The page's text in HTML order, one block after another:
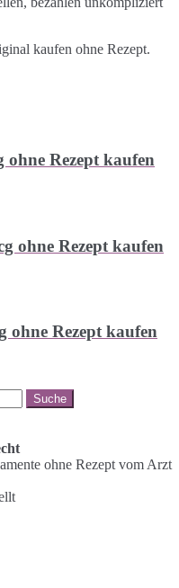
kaufen ohne Rezept.
ohne Rezept kaufen
ohne Rezept kaufen
ohne Rezept kaufen
ohne Rezept vom Arzt